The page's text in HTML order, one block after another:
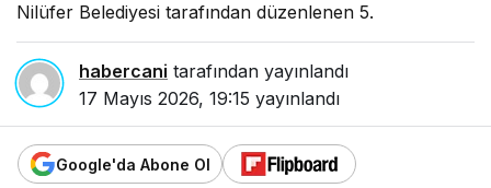
Nilüfer Belediyesi tarafından düzenlenen 5.
habercani tarafından yayınlandı
17 Mayıs 2026, 19:15 yayınlandı
Google'da Abone Ol